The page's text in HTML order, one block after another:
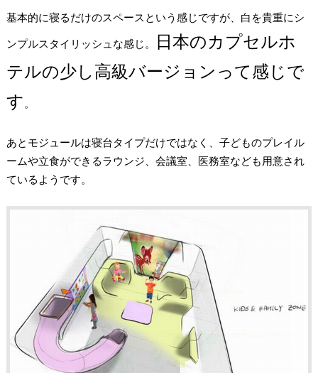
基本的に寝るだけのスペースという感じですが、白を貴重にシ
ンプルスタイリッシュな感じ。
日本のカプセルホ
テルの少し高級バージョンって感じで
す 。
あとモジュールは寝台タイプだけではなく、子どものプレイル
ームや立食ができるラウンジ、会議室、医務室なども用意され
ているようです。